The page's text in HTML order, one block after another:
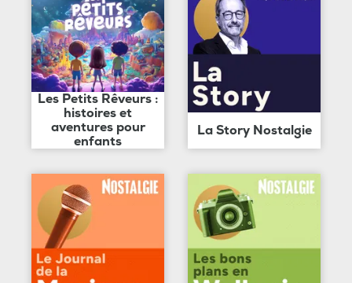
Les Petits Rêveurs :
histoires et
aventures pour
enfants
La Story Nostalgie